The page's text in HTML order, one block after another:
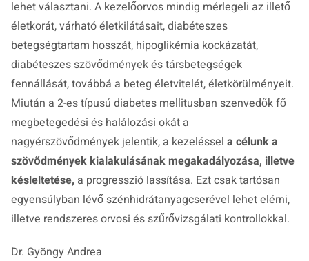
lehet választani. A kezelőorvos mindig mérlegeli az illető
életkorát, várható életkilátásait, diabéteszes
betegségtartam hosszát, hipoglikémia kockázatát,
diabéteszes szövődmények és társbetegségek
fennállását, továbbá a beteg életvitelét, életkörülményeit.
Miután a 2-es típusú diabetes mellitusban szenvedők fő
megbetegedési és halálozási okát a
nagyérszövődmények jelentik, a kezeléssel a célunk a
szövődmények kialakulásának megakadályozása, illetve
késleltetése, a progresszió lassítása. Ezt csak tartósan
egyensúlyban lévő szénhidrátanyagcserével lehet elérni,
illetve rendszeres orvosi és szűrővizsgálati kontrollokkal.
Dr. Gyöngy Andrea